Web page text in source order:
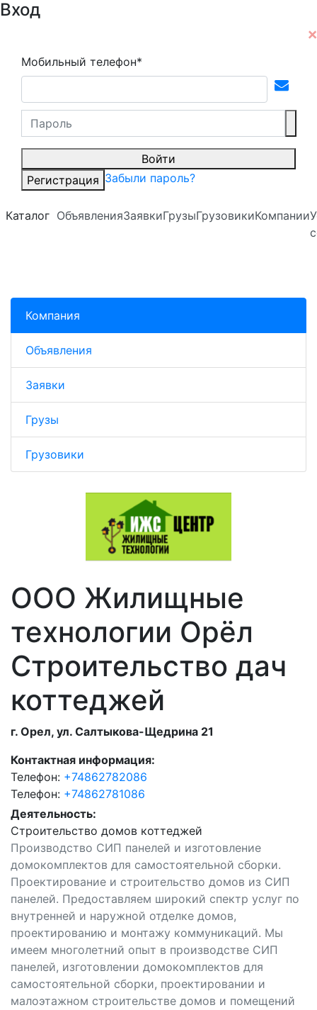
Вход
Мобильный телефон*
Войти
Регистрация Забыли пароль?
Каталог ОбъявленияЗаявкиГрузыГрузовикиКомпании
Компания
Объявления
Заявки
Грузы
Грузовики
ООО Жилищные
технологии Орёл
Строительство дач
коттеджей
г. Орел, ул. Салтыкова-Щедрина 21
Контактная информация:
Телефон: +74862782086
Телефон: +74862781086
Деятельность:
Строительство домов коттеджей
Производство СИП панелей и изготовление
домокомплектов для самостоятельной сборки.
Проектирование и строительство домов из СИП
панелей. Предоставляем широкий спектр услуг по
внутренней и наружной отделке домов,
проектированию и монтажу коммуникаций. Мы
имеем многолетний опыт в производстве СИП
панелей, изготовлении домокомплектов для
самостоятельной сборки, проектировании и
малоэтажном строительстве домов и помещений